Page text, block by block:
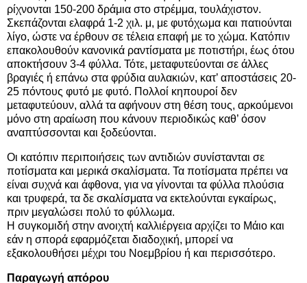
ρίχνονται 150-200 δράμια στο στρέμμα, τουλάχιστον.
Σκεπάζονται ελαφρά 1-2 χιλ. μ, με φυτόχωμα και πατιούνται
λίγο, ώστε να έρθουν σε τέλεια επαφή με το χώμα. Κατόπιν
επακολουθούν κανονικά ραντίσματα με ποτιστήρι, έως ότου
αποκτήσουν 3-4 φύλλα. Τότε, μεταφυτεύονται σε άλλες
βραγιές ή επάνω στα φρύδια αυλακιών, κατ’ αποστάσεις 20-
25 πόντους φυτό με φυτό. Πολλοί κηπουροί δεν
μεταφυτεύουν, αλλά τα αφήνουν στη θέση τους, αρκούμενοι
μόνο στη αραίωση που κάνουν περιοδικώς καθ’ όσον
αναπτύσσονται και ξοδεύονται.
Οι κατόπιν περιποιήσεις των αντιδιών συνίστανται σε
ποτίσματα και μερικά σκαλίσματα. Τα ποτίσματα πρέπει να
είναι συχνά και άφθονα, για να γίνονται τα φύλλα πλούσια
και τρυφερά, τα δε σκαλίσματα να εκτελούνται εγκαίρως,
πριν μεγαλώσει πολύ το φύλλωμα.
Η συγκομιδή στην ανοιχτή καλλιέργεια αρχίζει το Μάιο και
εάν η σπορά εφαρμόζεται διαδοχική, μπορεί να
εξακολουθήσει μέχρι του Νοεμβρίου ή και περισσότερο.
Παραγωγή απόρου